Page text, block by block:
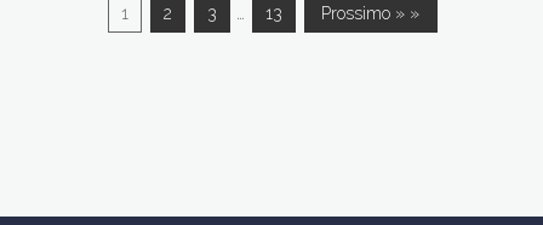
1 2 3 … 13 Prossimo » »